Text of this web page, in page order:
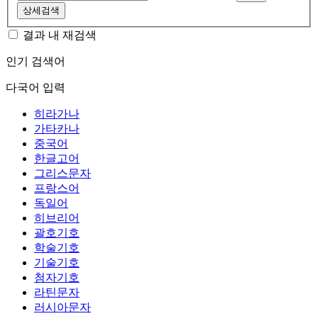
상세검색
결과 내 재검색
인기 검색어
다국어 입력
히라가나
가타카나
중국어
한글고어
그리스문자
프랑스어
독일어
히브리어
괄호기호
학술기호
기술기호
첨자기호
라틴문자
러시아문자